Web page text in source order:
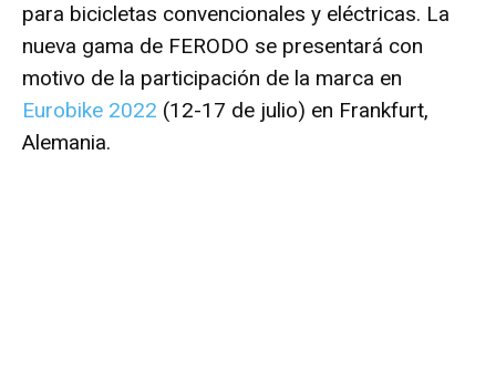
para bicicletas convencionales y eléctricas. La
nueva gama de FERODO se presentará con
motivo de la participación de la marca en
Eurobike 2022 (12-17 de julio) en Frankfurt,
Alemania.